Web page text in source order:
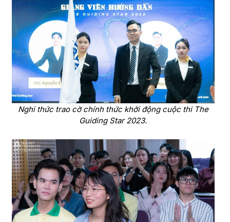
Nghi thức trao cờ chính thức khởi động cuộc thi The
Guiding Star 2023.